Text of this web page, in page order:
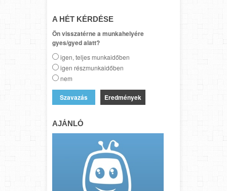
A HÉT KÉRDÉSE
Ön visszatérne a munkahelyére
gyes/gyed alatt?
igen, teljes munkaidőben
igen részmunkaidőben
nem
Eredmények
AJÁNLÓ